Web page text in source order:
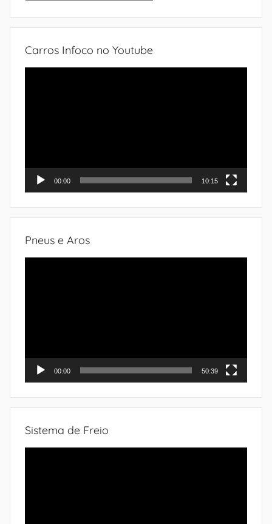
automóvel
Carros Infoco no Youtube
00:00 10:15
Pneus e Aros
00:00 50:39
Sistema de Freio